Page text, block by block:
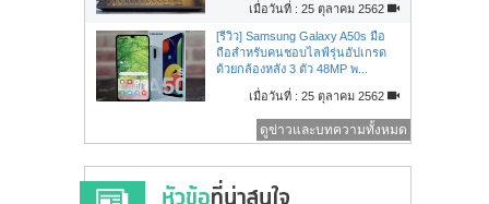
เมื่อวันที่ : 25 ตุลาคม 2562
[รีวิว] Samsung Galaxy A50s มือ
ถือสำหรับคนชอบไลฟ์รุ่นอัปเกรด
ด้วยกล้องหลัง 3 ตัว 48MP พ...
เมื่อวันที่ : 25 ตุลาคม 2562
ดูข่าวและบทความทั้งหมด